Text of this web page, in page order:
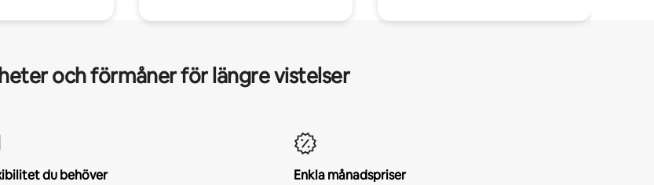
och förmåner för längre vistelser
du behöver
Enkla månadspriser